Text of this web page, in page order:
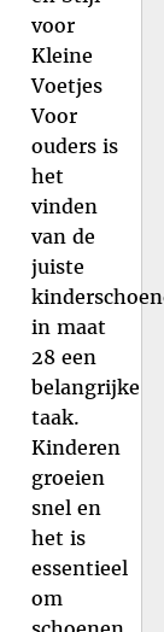
voor
Kleine
Voetjes
Voor
ouders is
het
vinden
van de
juiste
in maat
28 een
belangrijke
taak.
Kinderen
groeien
snel en
het is
essentieel
om